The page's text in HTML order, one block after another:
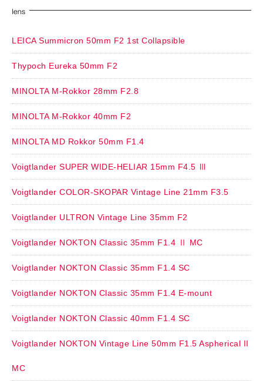
lens
LEICA Summicron 50mm F2 1st Collapsible
Thypoch Eureka 50mm F2
MINOLTA M-Rokkor 28mm F2.8
MINOLTA M-Rokkor 40mm F2
MINOLTA MD Rokkor 50mm F1.4
Voigtlander SUPER WIDE-HELIAR 15mm F4.5 Ⅲ
Voigtlander COLOR-SKOPAR Vintage Line 21mm F3.5
Voigtlander ULTRON Vintage Line 35mm F2
Voigtlander NOKTON Classic 35mm F1.4 Ⅱ MC
Voigtlander NOKTON Classic 35mm F1.4 SC
Voigtlander NOKTON Classic 35mm F1.4 E-mount
Voigtlander NOKTON Classic 40mm F1.4 SC
Voigtlander NOKTON Vintage Line 50mm F1.5 Aspherical II
MC